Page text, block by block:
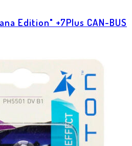
Edition" +7Plus CAN-BUS